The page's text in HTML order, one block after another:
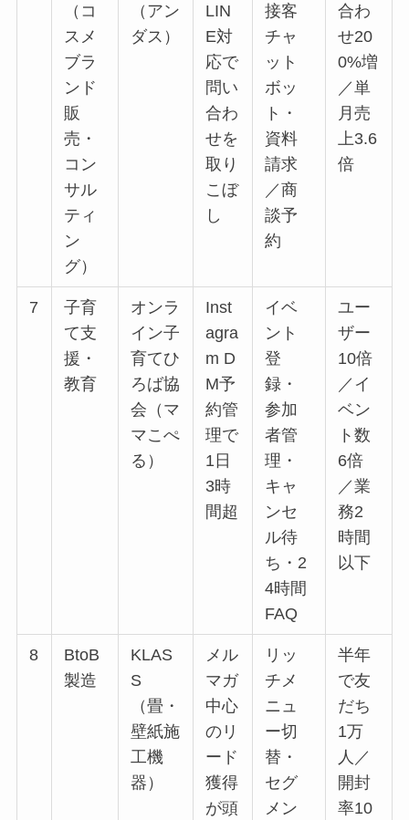
（コ
スメ
ブラ
ンド
販
売・
コン
サル
ティ
ン
グ）
（アン
ダス）
LIN
E対
応で
問い
合わ
せを
取り
こぼ
し
接客
チャ
ット
ボッ
ト・
資料
請求
／商
談予
約
合わ
せ20
0%増
／単
月売
上3.6
倍
7
子育
て支
援・
教育
オンラ
イン子
育てひ
ろば協
会（マ
マこぺ
る）
Inst
agra
m D
M予
約管
理で
1日
3時
間超
イベ
ント
登
録・
参加
者管
理・
キャ
ンセ
ル待
ち・2
4時間
FAQ
ユー
ザー
10倍
／イ
ベン
ト数
6倍
／業
務2
時間
以下
8
BtoB
製造
KLAS
S
（畳・
壁紙施
工機
器）
メル
マガ
中心
のリ
ード
獲得
が頭
リッ
チメ
ニュ
ー切
替・
セグ
メン
半年
で友
だち
1万
人／
開封
率10